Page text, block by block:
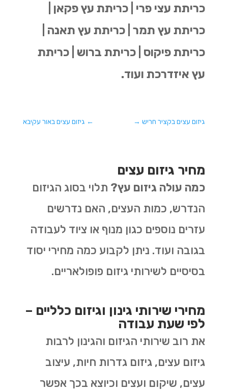
כריתת עצי פרי | כריתת עץ פקאן |
כריתת עץ תמר | כריתת עץ תאנה |
כריתת פיקוס | כריתת ברוש | כריתת
עץ איזדרכת ועוד.
← גיזום עצים באור עקיבא גיזום עצים בקציר חריש→
מחיר גיזום עצים
כמה עולה גיזום עץ? תלוי בסוג הגיזום
הנדרש, כמות העצים, האם נדרשים
עזרים נוספים כגון מנוף או ציוד לעבודה
בגובה ועוד. ניתן לקבוע כמה מחירי יסוד
בסיסיים לשירותי גיזום פופולאריים.
מחירי שירותי גינון וגיזום כלליים –
לפי שעת עבודה
את רוב שירותי הגיזום והגינון לרבות
גיזום עצים, גיזום גדרות חיות, עיצוב
עצים, שיקום ועצים וכיוצא בכך אפשר